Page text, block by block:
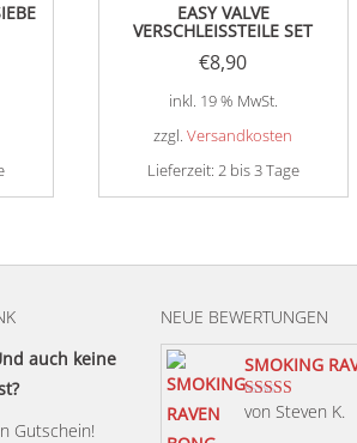
EASY VALVE
VERSCHLEISSTEILE SET
€8,90
inkl. 19 % MwSt.
zzgl.Versandkosten
Lieferzeit: 2 bis 3 Tage
auch keine
Gutschein!
NEUE BEWERTUNGEN
SMOKING
Bewertet mit
von Steven K.